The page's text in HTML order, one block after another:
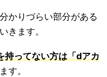
かりづらい部分がある
きます。
持ってない方は「dアカ
す。